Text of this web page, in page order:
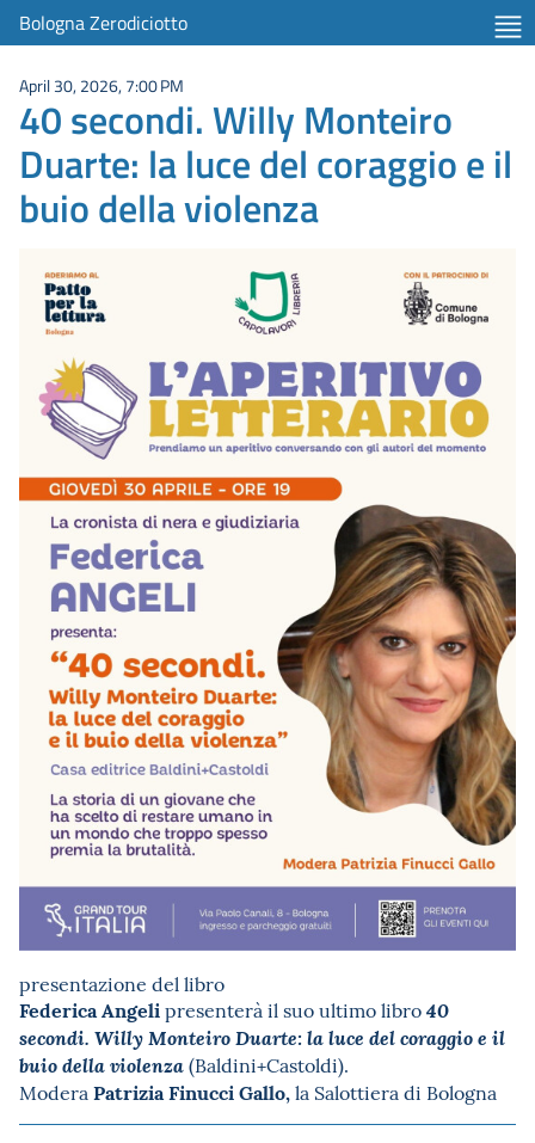
Bologna Zerodiciotto
April 30, 2026, 7:00 PM
40 secondi. Willy Monteiro
Duarte: la luce del coraggio e il
buio della violenza
presentazione del libro
Federica Angelipresenterà il suo ultimo libro40
secondi. Willy Monteiro Duarte: la luce del coraggio e il
buio della violenza(Baldini+Castoldi).
Modera Patrizia Finucci Gallo,la Salottiera di Bologna